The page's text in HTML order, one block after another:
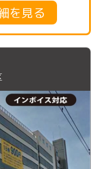
を見る